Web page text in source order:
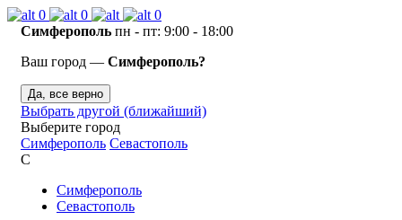
0 0
0
Симферополь пн - пт: 9:00 - 18:00
Ваш город — Симферополь?
Да, все верно
Выбрать другой (ближайший)
Выберите город
Симферополь Севастополь
С
Симферополь
Севастополь